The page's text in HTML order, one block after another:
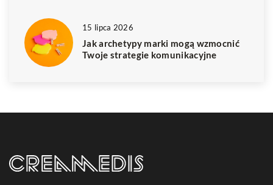
15 lipca 2026
Jak archetypy marki mogą wzmocnić
Twoje strategie komunikacyjne